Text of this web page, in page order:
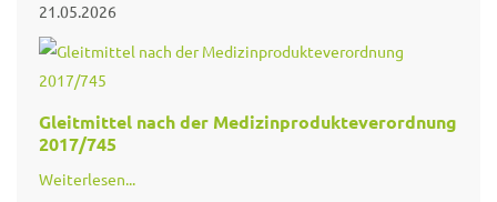
21.05.2026
Gleitmittel nach der Medizinprodukteverordnung
2017/745
Weiterlesen...